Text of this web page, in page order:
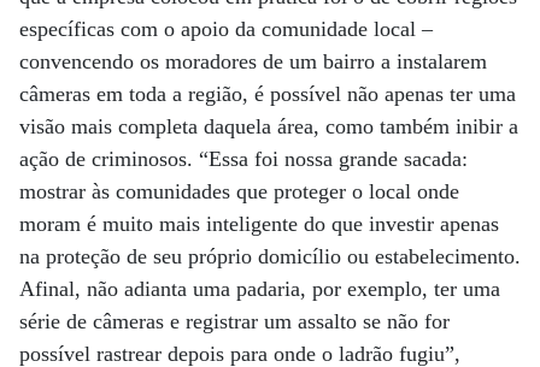
específicas com o apoio da comunidade local –
convencendo os moradores de um bairro a instalarem
câmeras em toda a região, é possível não apenas ter uma
visão mais completa daquela área, como também inibir a
ação de criminosos. “Essa foi nossa grande sacada:
mostrar às comunidades que proteger o local onde
moram é muito mais inteligente do que investir apenas
na proteção de seu próprio domicílio ou estabelecimento.
Afinal, não adianta uma padaria, por exemplo, ter uma
série de câmeras e registrar um assalto se não for
possível rastrear depois para onde o ladrão fugiu”,